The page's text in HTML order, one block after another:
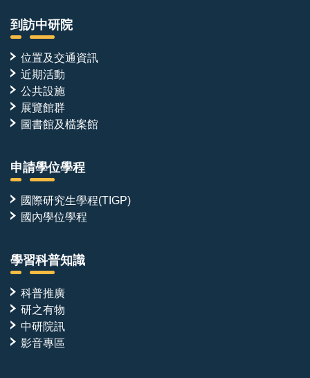
到訪中研院
位置及交通資訊
近期活動
公共設施
展覽館群
圖書館及檔案館
申請學位學程
國際研究生學程(TIGP)
國內學位學程
學習科普知識
科普推廣
研之有物
中研院訊
影音專區